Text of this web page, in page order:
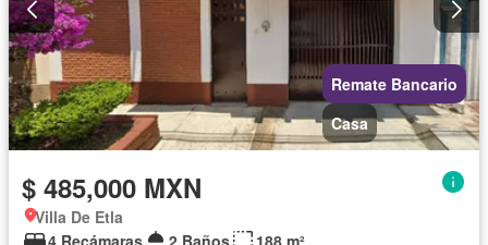
Remate Bancario
Casa
$ 485,000 MXN
Villa De Etla
4 Recámaras
2 Baños 188 m²